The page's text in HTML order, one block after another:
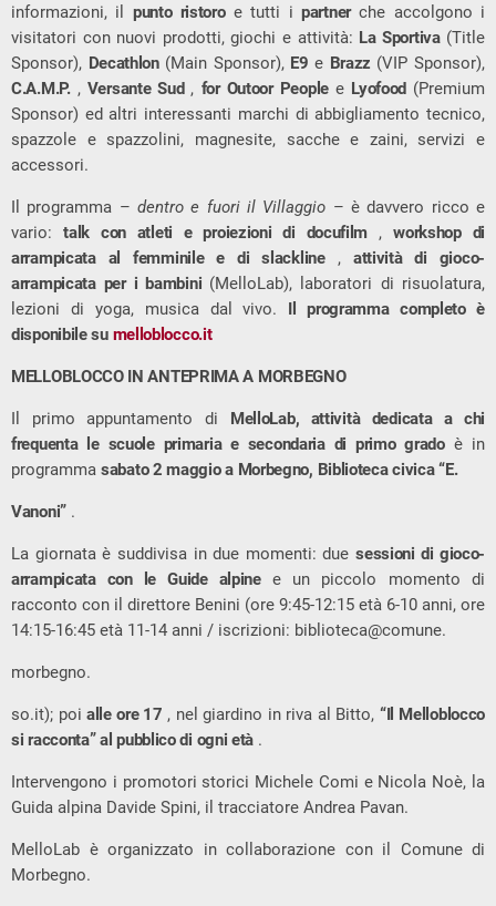
informazioni, il punto ristoro e tutti ipartnerche accolgono i
visitatori con nuovi prodotti, giochi e attività: La Sportiva (Title
Sponsor), Decathlon (Main Sponsor), E9e Brazz (VIP Sponsor),
C.A.M.P. , Versante Sud , for Outoor People e Lyofood (Premium
Sponsor) ed altri interessanti marchi di abbigliamento tecnico,
spazzole e spazzolini, magnesite, sacche e zaini, servizi e
accessori.
Il programma – dentro e fuori il Villaggio – è davvero ricco e
vario:talk con atleti e proiezioni di docufilm ,workshop di
arrampicata al femminile e di slackline , attività di gioco-
arrampicata per i bambini (MelloLab), laboratori di risuolatura,
lezioni di yoga, musica dal vivo.
Il programma completo è
disponibile su melloblocco.it
MELLOBLOCCO IN ANTEPRIMA A MORBEGNO
Il primo appuntamento di
MelloLab, attività dedicata a chi
frequenta le scuole primaria e secondaria di primo grado è in
programma sabato 2 maggio a Morbegno, Biblioteca civica “E.
Vanoni” .
La giornata è suddivisa in due momenti: duesessioni di gioco-
arrampicata con le Guide alpine e un piccolo momento di
racconto con il direttore Benini (ore 9:45-12:15 età 6-10 anni, ore
14:15-16:45 età 11-14 anni / iscrizioni: biblioteca@comune.
morbegno.
so.it); poialle ore 17 , nel giardino in riva al Bitto, “Il Melloblocco
si racconta” al pubblico di ogni età .
Intervengono i promotori storici Michele Comi e Nicola Noè, la
Guida alpina Davide Spini, il tracciatore Andrea Pavan.
MelloLab è organizzato in collaborazione con il Comune di
Morbegno.